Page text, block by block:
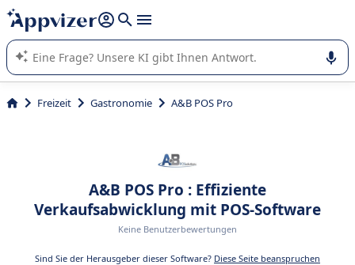
beantworten (mehrere Zeilen mit
Die KI von Appvizer führt Sie bei der Nutzung oder Auswahl
von SaaS-Software in Unternehmen.
Freizeit Gastronomie A&B POS Pro
A&B POS Pro : Effiziente
Verkaufsabwicklung mit POS-Software
Keine Benutzerbewertungen
Sind Sie der Herausgeber dieser Software? Diese Seite beanspruchen